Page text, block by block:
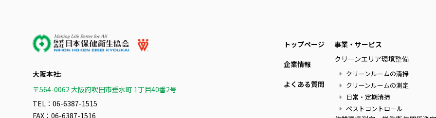
大阪本社:
〒564-0062 大阪府吹田市垂水町 1丁目40番2号
TEL：06-6387-1515
FAX：06-6387-1516
トップページ
企業情報
よくある質問
事業・サービス
クリーンエリア環境整備
クリーンルームの清掃
クリーンルームの測定
日常・定期清掃
ペストコントロール